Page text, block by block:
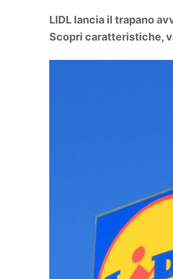
LIDL lancia il trapano
Scopri caratteristiche,